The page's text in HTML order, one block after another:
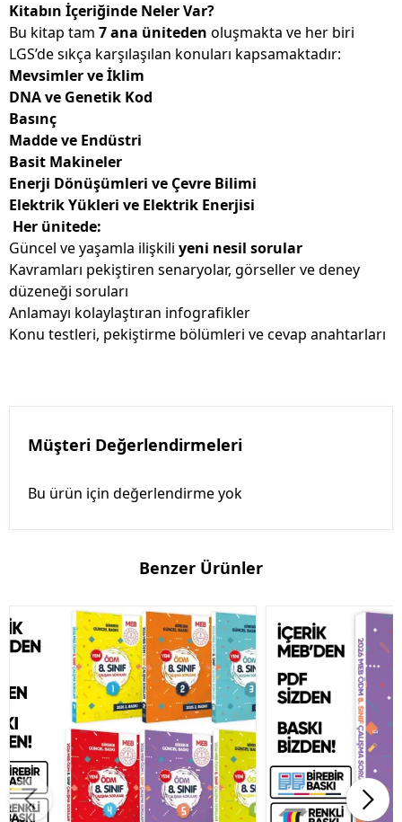
Kitabın İçeriğinde Neler Var?
Bu kitap tam 7 ana üniteden oluşmakta ve her biri
LGS’de sıkça karşılaşılan konuları kapsamaktadır:
Mevsimler ve İklim
DNA ve Genetik Kod
Basınç
Madde ve Endüstri
Basit Makineler
Enerji Dönüşümleri ve Çevre Bilimi
Elektrik Yükleri ve Elektrik Enerjisi
Her ünitede:
Güncel ve yaşamla ilişkili yeni nesil sorular
Kavramları pekiştiren senaryolar, görseller ve deney
düzeneği soruları
Anlamayı kolaylaştıran infografikler
Konu testleri, pekiştirme bölümleri ve cevap anahtarları
Müşteri Değerlendirmeleri
Bu ürün için değerlendirme yok
Benzer Ürünler